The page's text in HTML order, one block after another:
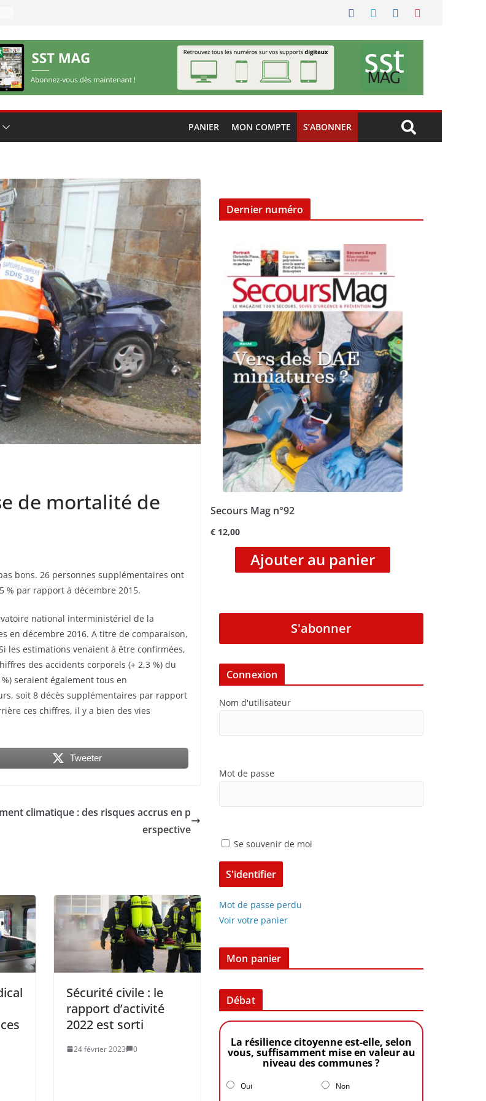
PANIER MON COMPTE S’ABONNER
de mortalité de
bons. 26 personnes supplémentaires ont
% par rapport à décembre 2015.
national interministériel de la
en décembre 2016. A titre de comparaison,
les estimations venaient à être confirmées,
des accidents corporels (+ 2,3 %) du
seraient également tous en
soit 8 décès supplémentaires par rapport
ces chiffres, il y a bien des vies
Tweeter
climatique : des risques accrus en p
erspective
Sécurité civile : le
rapport d’activité
2022 est sorti
24 février 2023 0
Dernier numéro
Secours Mag n°92
€ 12,00
Ajouter au panier
S'abonner
Connexion
Nom d'utilisateur
Mot de passe
Se souvenir de moi
Mot de passe perdu
Voir votre panier
Mon panier
Débat
La résilience citoyenne est-elle, selon
vous, suffisamment mise en valeur au
niveau des communes ?
Oui Non